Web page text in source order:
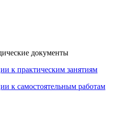
документы
к практическим занятиям
к самостоятельным работам